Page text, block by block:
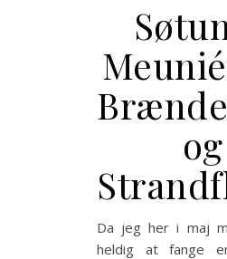
og
Da jeg her i maj
heldig at fange